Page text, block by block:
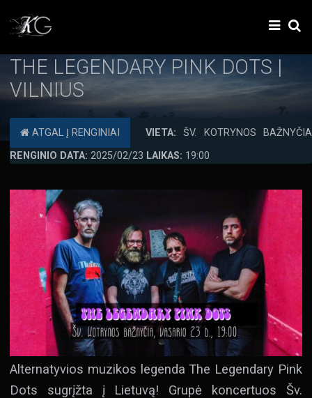
THE LEGENDARY PINK DOTS |
VILNIUS
ATGAL Į RENGINIAI VIETA: ŠV. KOTRYNOS BAŽNYČIA
RENGINIO DATA: 2025/02/23 LAIKAS: 19:00
Alternatyvios muzikos legenda The Legendary Pink
Dots sugrįžta į Lietuvą! Grupė koncertuos Šv.